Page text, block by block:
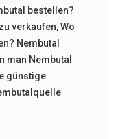
bestellen?
verkaufen,Wo
Nembutal
man Nembutal
günstige